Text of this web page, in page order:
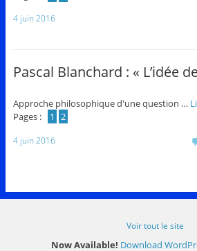
4 juin 2016
Pascal Blanchard : « L’idée
Approche philosophique d'une question …
Pages :
1 2
4 juin 2016
Voir tout le site
Now Available! Download